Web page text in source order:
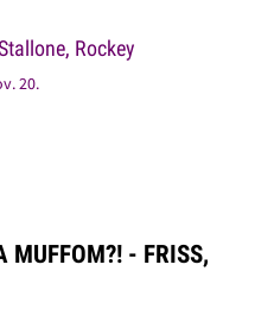
Rockey
20.
MUFFOM?! - FRISS,